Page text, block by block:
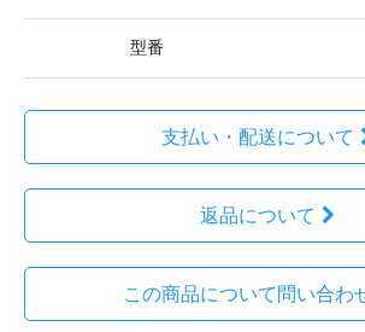
型番
支払い・配送について
返品について
この商品について問い合わ